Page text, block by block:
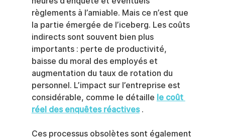
règlements à l’amiable. Mais ce n’est que
la partie émergée de l’iceberg. Les coûts
indirects sont souvent bien plus
importants : perte de productivité,
baisse du moral des employés et
augmentation du taux de rotation du
personnel. L’impact sur l’entreprise est
considérable, comme le détaille le coût
réel des enquêtes réactives .
Ces processus obsolètes sont également